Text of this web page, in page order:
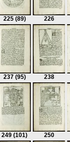
225 (89) 226
237 (95) 238
249 (101) 250